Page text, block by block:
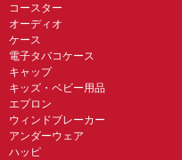
コースター
オーディオ
ケース
電子タバコケース
キャップ
キッズ・ベビー用品
エプロン
ウィンドブレーカー
アンダーウェア
ハッピ